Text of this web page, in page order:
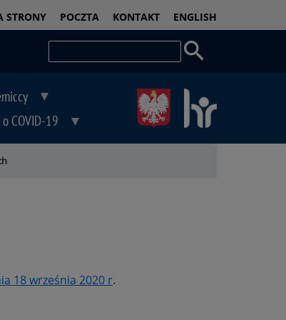
STRONY POCZTA KONTAKT ENGLISH
COVID-19
18 września 2020 r.